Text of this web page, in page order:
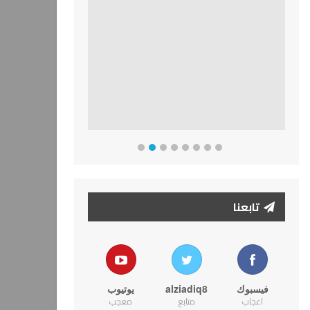
تابعنا
فيسبوك
اعجاب
alziadiq8
متابع
يوتيوب
معجب